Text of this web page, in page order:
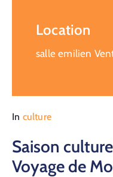
Location
salle emilien
In culture
Saison
Voyage de